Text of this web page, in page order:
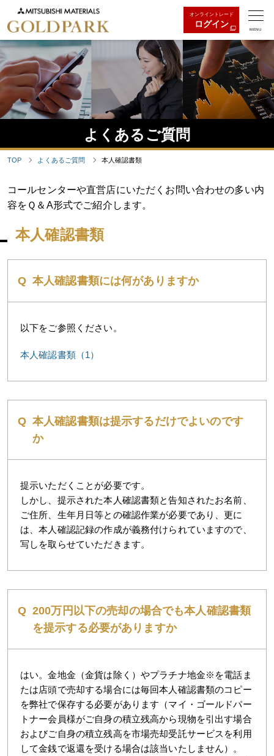
オンライントレード
ログイン
MENU
よくあるご質問
TOP よくあるご質問 本人確認書類
コールセンターや直営店にいただくお問い合わせの多い内
容をＱ＆A形式でご紹介します。
本人確認書類
本人確認書類には何がありますか
以下をご参照ください。
本人確認書類（1）
本人確認書類は提示するだけでよいのです
か
提示いただくことが必要です。
しかし、提示された本人確認書類と告知されたお名前、
ご住所、生年月日等との確認作業が必要であり、更に
は、本人確認記録の作成が義務付けられていますので、
写しを取らせていただきます。
200万円以下の売却の場合でも本人確認書類
を提示する必要がありますか
はい。金地金（金貨は除く）やプラチナ地金※を電話ま
たは店頭で売却する場合には毎回本人確認書類のコピー
を弊社で保存する必要があります（マイ・ゴールドパー
トナー会員様がご自身の積立残高から現物を引出す場合
およびご自身の積立残高を市場売却受託サービスを利用
して金銭で返還を受ける場合は該当いたしません）。